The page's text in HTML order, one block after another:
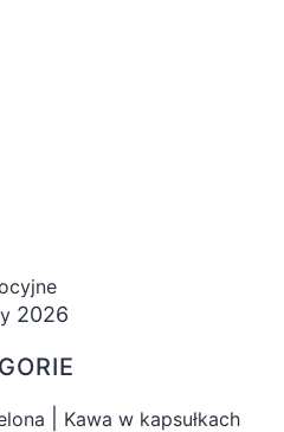
2026
Kawa w kapsułkach